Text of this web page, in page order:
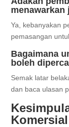
menawarkan
Ya, kebanyakan
pemasangan
Bagaimana
boleh
Semak latar
dan baca ulasan